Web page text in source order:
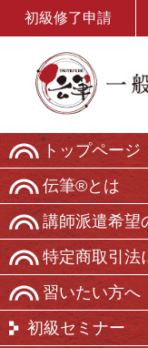
初級修了申請
トップページ
伝筆®とは
講師派遣希望
特定商取引法
習いたい方へ
初級セミナー